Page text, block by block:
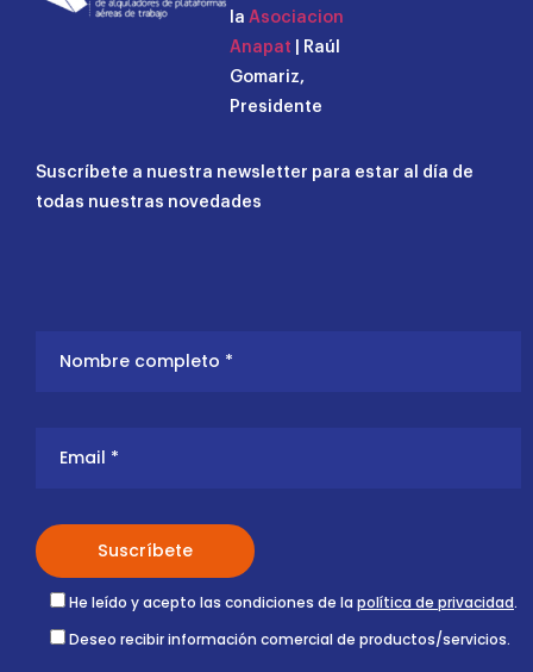
la Asociacion
Anapat | Raúl
Gomariz,
Presidente
Suscríbete a nuestra newsletter para estar al día de
todas nuestras novedades
He leído y acepto las condiciones de la política de privacidad.
Deseo recibir información comercial de productos/servicios.